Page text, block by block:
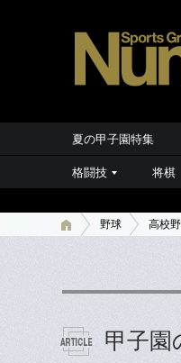
夏の甲子園特集
格闘技 将棋
野球 高校
甲子園